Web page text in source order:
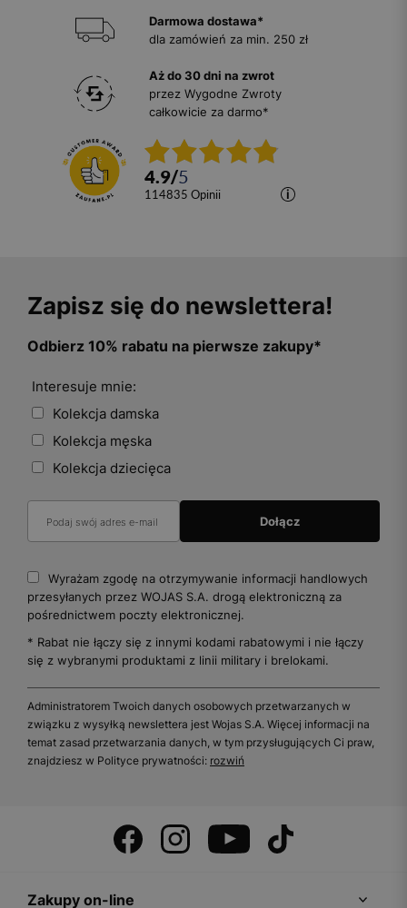
Darmowa dostawa*
dla zamówień za min. 250 zł
Aż do 30 dni na zwrot
przez Wygodne Zwroty
całkowicie za darmo*
4.9/5
114835 opinii
Zapisz się do newslettera!
Odbierz 10% rabatu na pierwsze zakupy*
Interesuje mnie:
Kolekcja damska
Kolekcja męska
Kolekcja dziecięca
Wyrażam zgodę na otrzymywanie informacji handlowych
przesyłanych przez WOJAS S.A. drogą elektroniczną za
pośrednictwem poczty elektronicznej.
* Rabat nie łączy się z innymi kodami rabatowymi i nie łączy
się z wybranymi produktami z linii military i brelokami.
Administratorem Twoich danych osobowych przetwarzanych w
związku z wysyłką newslettera jest Wojas S.A. Więcej informacji na
temat zasad przetwarzania danych, w tym przysługujących Ci praw,
znajdziesz w Polityce prywatności: rozwiń
Zakupy on-line